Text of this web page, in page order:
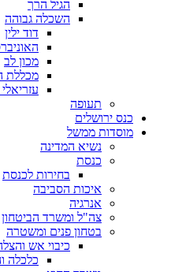
הגיל הרך
השכלה גבוהה
דוד ילין
מכון לב
מכללת
תעופה
כנס ירושלים
מוסדות ממשל
נשיא המדינה
כנסת
בחירות לכנסת
איכות הסביבה
אנרגיה
צה"ל ומשרד הביטחון
בטחון פנים ומשטרה
כיבוי אש
כלכלה